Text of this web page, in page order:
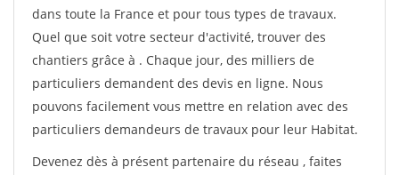
dans toute la France et pour tous types de travaux.
Quel que soit votre secteur d'activité, trouver des
chantiers grâce à . Chaque jour, des milliers de
particuliers demandent des devis en ligne. Nous
pouvons facilement vous mettre en relation avec des
particuliers demandeurs de travaux pour leur Habitat.
Devenez dès à présent partenaire du réseau , faites